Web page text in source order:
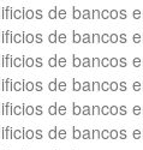
de bancos
de bancos
de bancos
de bancos
de bancos
de bancos